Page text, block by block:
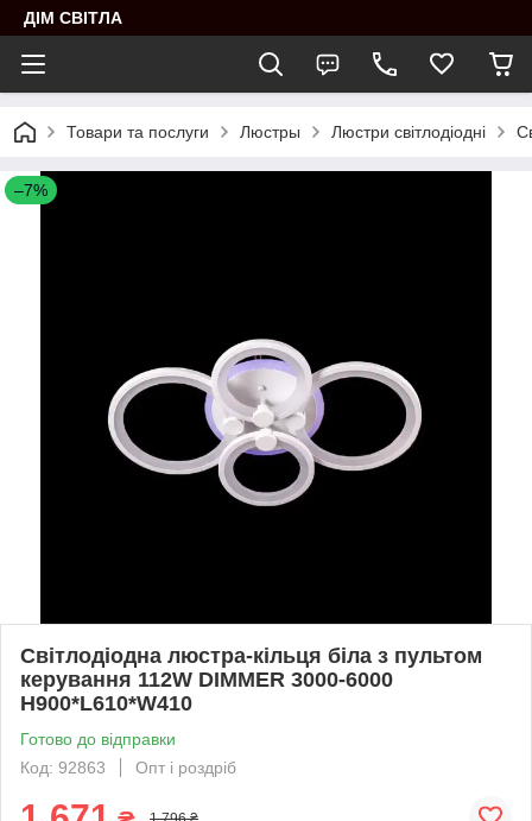
ДІМ СВІТЛА
Товари та послуги Люстры Люстри світлодіодні
–7%
Світлодіодна люстра-кільця біла з пультом
керування 112W DIMMER 3000-6000
H900*L610*W410
Готово до відправки
Код: 92863
Опт і роздріб